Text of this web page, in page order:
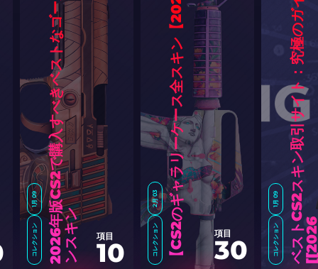
1月 09
コレクション ベ
ス
ト
C
S
2
ス
キ
ン
取
引
サ
イ
ト
：
究
極
の
ガ
イ
ド
[
2
0
2
2月 03
コレクション C
S
2
の
ギ
ャ
ラ
リ
ー
ケ
ー
ス
全
ス
キ
ン
【
2
0
2
6
】 項目
30
1月 09
コレクション 2
0
2
6
年
版
C
S
2
で
購
入
す
べ
き
ベ
ス
ト
な
ゴ
ー
ル
デ
ン
ス
キン 項目
10